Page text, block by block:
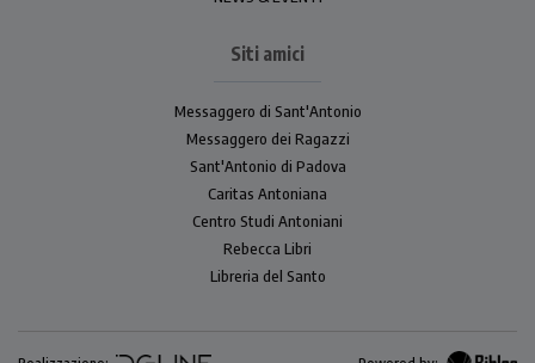
Siti amici
Messaggero di Sant'Antonio
Messaggero dei Ragazzi
Sant'Antonio di Padova
Caritas Antoniana
Centro Studi Antoniani
Rebecca Libri
Libreria del Santo